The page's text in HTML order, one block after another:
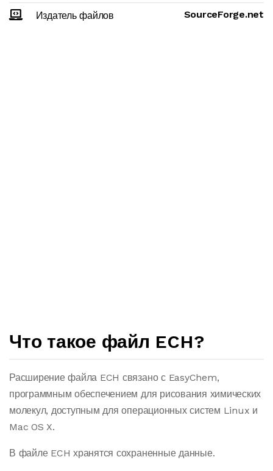
Издатель файлов SourceForge.net
Что такое файл ECH?
Расширение файла ECH связано с EasyChem,
программным обеспечением для рисования химических
молекул, доступным для операционных систем Linux и
Mac OS X.
В файле ECH хранятся сохраненные данные.